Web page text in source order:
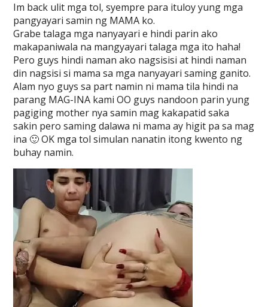
Im back ulit mga tol, syempre para ituloy yung mga
pangyayari samin ng MAMA ko.
Grabe talaga mga nanyayari e hindi parin ako
makapaniwala na mangyayari talaga mga ito haha!
Pero guys hindi naman ako nagsisisi at hindi naman
din nagsisi si mama sa mga nanyayari saming ganito.
Alam nyo guys sa part namin ni mama tila hindi na
parang MAG-INA kami OO guys nandoon parin yung
pagiging mother nya samin mag kakapatid saka
sakin pero saming dalawa ni mama ay higit pa sa mag
ina 🙂 OK mga tol simulan nanatin itong kwento ng
buhay namin.